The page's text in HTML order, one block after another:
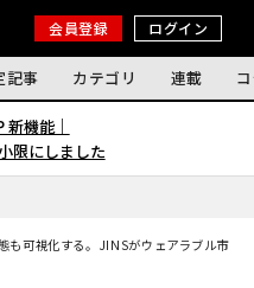
会員登録 ログイン
記事 カテゴリ 連載
機能｜
限にしました
も可視化する。JINSがウェアラブル市場